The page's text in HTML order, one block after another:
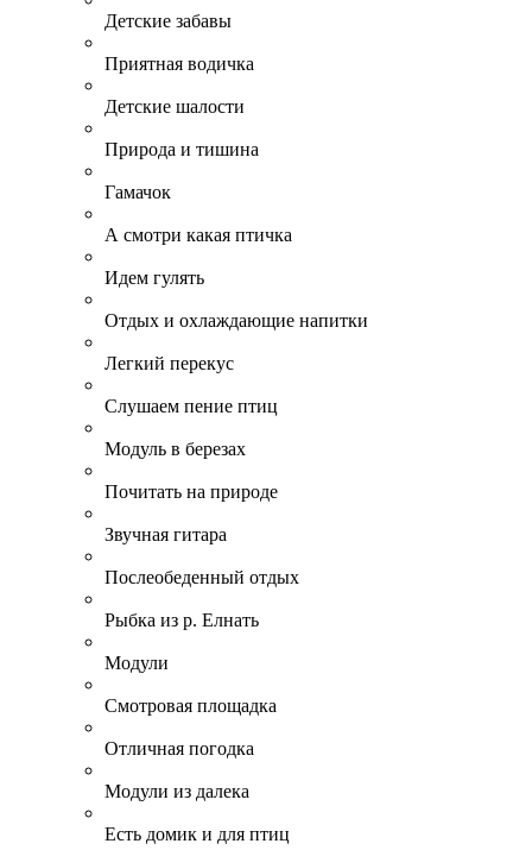
Детские забавы
Приятная водичка
Детские шалости
Природа и тишина
Гамачок
А смотри какая птичка
Идем гулять
Отдых и охлаждающие напитки
Легкий перекус
Слушаем пение птиц
Модуль в березах
Почитать на природе
Звучная гитара
Послеобеденный отдых
Рыбка из р. Елнать
Модули
Смотровая площадка
Отличная погодка
Модули из далека
Есть домик и для птиц